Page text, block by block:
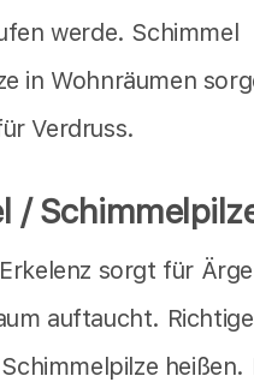
werde. Schimmel
in Wohnräumen
Verdruss.
/
sorgt für
auftaucht.
heißen.